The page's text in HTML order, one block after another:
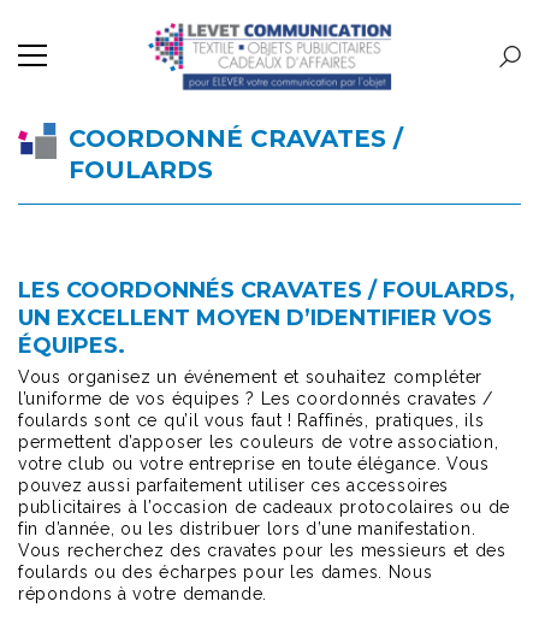
COORDONNÉ CRAVATES /
FOULARDS
LES COORDONNÉS CRAVATES / FOULARDS,
UN EXCELLENT MOYEN D’IDENTIFIER VOS
ÉQUIPES.
Vous organisez un événement et souhaitez compléter
l’uniforme de vos équipes ? Les coordonnés cravates /
foulards sont ce qu’il vous faut ! Raffinés, pratiques, ils
permettent d’apposer les couleurs de votre association,
votre club ou votre entreprise en toute élégance. Vous
pouvez aussi parfaitement utiliser ces accessoires
publicitaires à l’occasion de cadeaux protocolaires ou de
fin d’année, ou les distribuer lors d’une manifestation.
Vous recherchez des cravates pour les messieurs et des
foulards ou des écharpes pour les dames. Nous
répondons à votre demande.